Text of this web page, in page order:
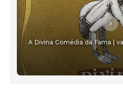
A Divina Comédia da Fama |